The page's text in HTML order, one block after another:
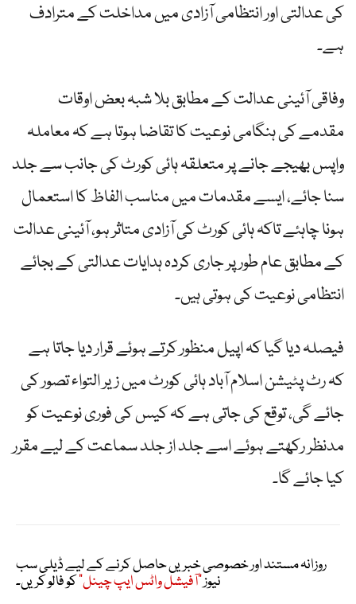
کی عدالتی اور انتظامی آزادی میں مداخلت کے مترادف
ہے۔
وفاقی آئینی عدالت کے مطابق بلا شبہ بعض اوقات
مقدمے کی ہنگامی نوعیت کا تقاضا ہوتا ہے کہ معاملہ
واپس بھیجے جانے پر متعلقہ ہائی کورٹ کی جانب سے جلد
سنا جائے، ایسے مقدمات میں مناسب الفاظ کا استعمال
ہونا چاہئے تاکہ ہائی کورٹ کی آزادی متاثر ہو، آئینی عدالت
کے مطابق عام طور پر جاری کردہ ہدایات عدالتی کے بجائے
انتظامی نوعیت کی ہوتی ہیں۔
فیصلہ دیا گیا کہ اپیل منظور کرتے ہوئے قرار دیا جاتا ہے
کہ رٹ پٹیشن اسلام آباد ہائی کورٹ میں زیر التواء تصور کی
جائے گی، توقع کی جاتی ہے کہ کیس کی فوری نوعیت کو
مدنظر رکھتے ہوئے اسے جلد از جلد سماعت کے لیے مقرر
کیا جائے گا۔
روزانہ مستند اور خصوصی خبریں حاصل کرنے کے لیے ڈیلی سب
نیوز"آفیشل واٹس ایپ چینل"کو فالو کریں۔